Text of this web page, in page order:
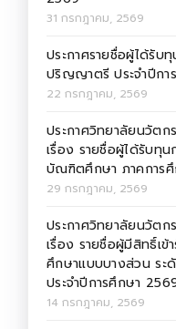
31 กรกฎาคม, 2569
ประกาศรายชื่อผู้ได้รับ
ปริญญาตรี ประจำปีกา
22 กรกฎาคม, 2569
ประกาศวิทยาลัยนวัตก
เรื่อง รายชื่อผู้ได้รับทุ
บัณฑิตศึกษา ภาคการ
29 กรกฎาคม, 2569
ประกาศวิทยาลัยนวัตก
เรื่อง รายชื่อผู้มีสิทธิ์เ
ศึกษาแบบบางส่วน ร
ประจำปีการศึกษา
14 กรกฎาคม, 2569